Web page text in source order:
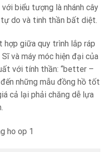
biểu tượng là nhánh cây
do và tinh thần bất diệt.
hợp giữa quy trình lắp ráp
và máy móc hiện đại của
với tính thần: “better –
những mẫu đồng hồ tốt
cả lại phải chăng dễ lựa